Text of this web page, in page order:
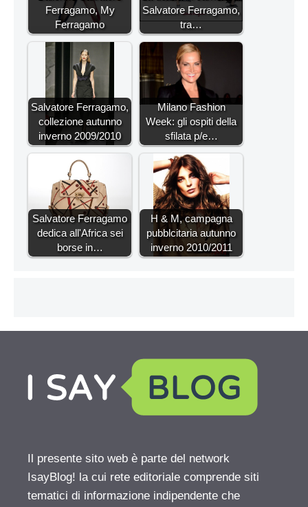
Ferragamo, My
Ferragamo
Salvatore Ferragamo,
tra…
Salvatore Ferragamo,
collezione autunno
inverno 2009/2010
Milano Fashion
Week: gli ospiti della
sfilata p/e…
Salvatore Ferragamo
dedica all'Africa sei
borse in…
H & M, campagna
pubblcitaria autunno
inverno 2010/2011
Il presente sito web è parte del network
IsayBlog! la cui rete editoriale comprende siti
tematici di informazione indipendente che